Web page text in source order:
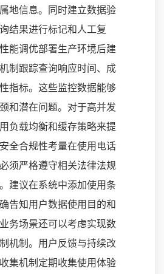
地信息。同时建立数据验
结果进行标记和人工复
能调优部署生产环境后建
制跟踪查询响应时间、成
指标。这些监控数据能够
和潜在问题。对于高并发
负载均衡和缓存策略来提
全合规性考量在使用电话
须严格遵守相关法律法规
建议在系统中添加使用条
告知用户数据使用目的和
务场景还可以考虑实现数
机制。用户反馈与持续改
集机制定期收集使用体验